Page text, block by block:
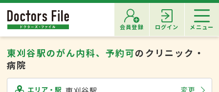
会員登録 ログイン メニュー
東刈谷駅のがん内科、予約可のクリニック・
病院
エリア・駅 変更